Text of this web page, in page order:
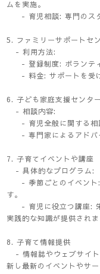
ムを実施。
- 育児相談: 専門のスタ
5. ファミリーサポートセ
- 利用方法:
- 登録制度: ボランティ
- 料金: サポートを受け
6. 子ども家庭支援センター
- 相談内容:
- 育児全般に関する相談
- 専門家によるアドバイ
7. 子育てイベントや講座
- 具体的なプログラム:
- 季節ごとのイベント:
す。
- 育児に役立つ講座: 栄
実践的な知識が提供されま
8. 子育て情報提供
- 情報誌やウェブサイト
新し最新のイベントやサー